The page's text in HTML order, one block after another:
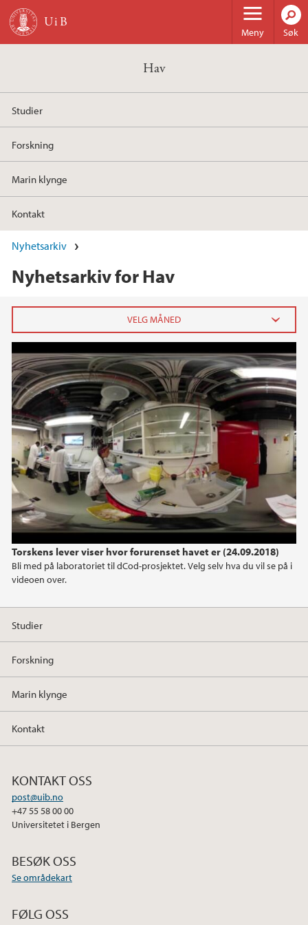
Hopp til hovedinnhold
Meny Søk
Hav
Studier
Forskning
Marin klynge
Kontakt
Nyhetsarkiv
Nyhetsarkiv for Hav
dCod 360
Torskens lever viser hvor forurenset havet er (24.09.2018)
Bli med på laboratoriet til dCod-prosjektet. Velg selv hva du vil se på i
videoen over.
2026
juni (2)
februar (1)
januar (2)
2025
2024
2023
2022
Studier
Forskning
Marin klynge
Kontakt
KONTAKT OSS
post@uib.no
+47 55 58 00 00
Universitetet i Bergen
BESØK OSS
Se områdekart
FØLG OSS